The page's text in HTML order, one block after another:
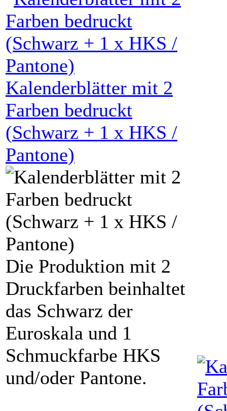
Kalenderblätter mit 2
Farben bedruckt
(Schwarz + 1 x HKS /
Pantone)
Die Produktion mit 2
Druckfarben beinhaltet
das Schwarz der
Euroskala und 1
Schmuckfarbe HKS
und/oder Pantone.